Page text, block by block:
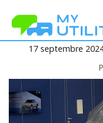
contenu
MyUtilitaire
Toute l’actualité des
17 septembre